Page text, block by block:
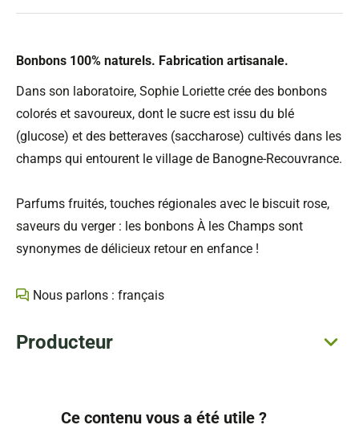
Bonbons 100% naturels. Fabrication artisanale.
Dans son laboratoire, Sophie Loriette crée des bonbons
colorés et savoureux, dont le sucre est issu du blé
(glucose) et des betteraves (saccharose) cultivés dans les
champs qui entourent le village de Banogne-Recouvrance.
Parfums fruités, touches régionales avec le biscuit rose,
saveurs du verger : les bonbons À les Champs sont
synonymes de délicieux retour en enfance !
Nous parlons : français
Producteur
Ce contenu vous a été utile ?